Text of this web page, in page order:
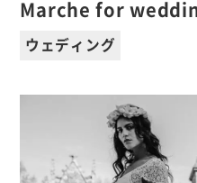
Marche for
ウェディング